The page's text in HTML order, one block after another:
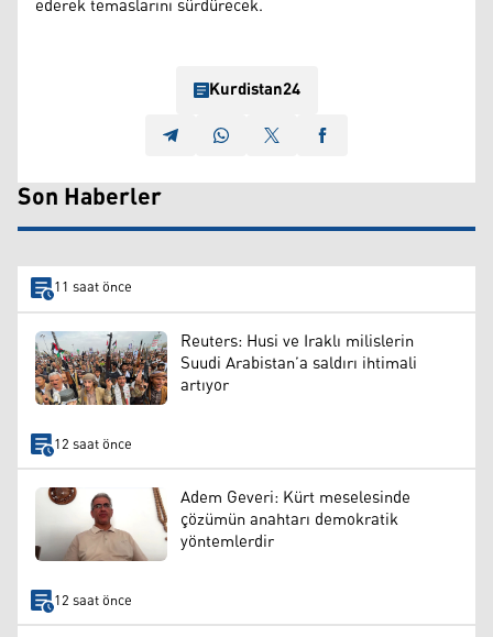
Kurdistan24
Son Haberler
11 saat önce
Reuters: Husi ve Iraklı milislerin
Suudi Arabistan’a saldırı ihtimali
artıyor
12 saat önce
Adem Geveri: Kürt meselesinde
çözümün anahtarı demokratik
yöntemlerdir
12 saat önce